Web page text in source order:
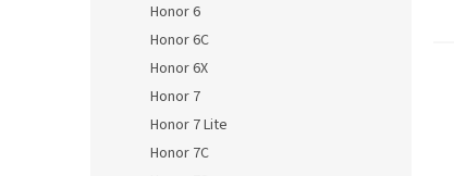
Honor 6
Honor 6C
Honor 6X
Honor 7
Honor 7 Lite
Honor 7C